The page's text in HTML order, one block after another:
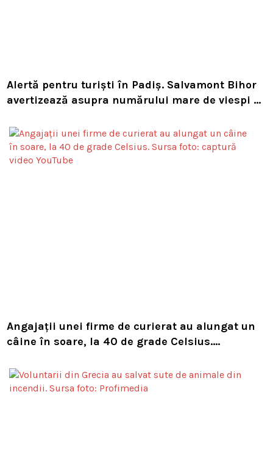
Alertă pentru turiști în Padiș. Salvamont Bihor
avertizează asupra numărului mare de viespi de
Angajații unei firme de curierat au alungat un
câine în soare, la 40 de grade Celsius.